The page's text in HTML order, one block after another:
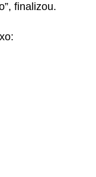
finalizou.